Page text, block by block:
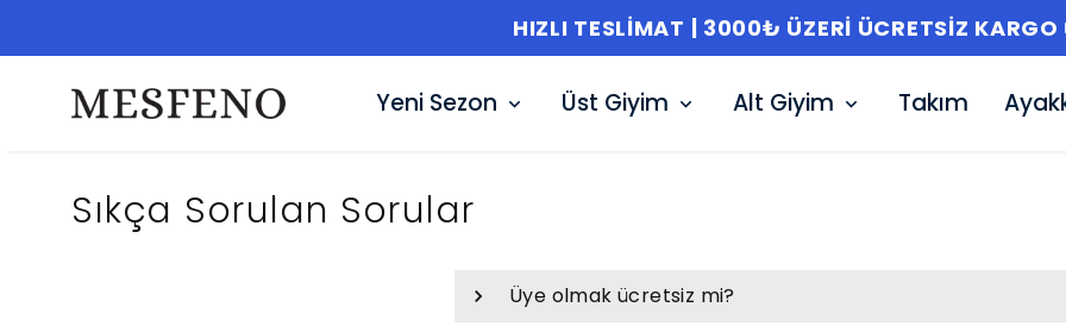
HIZLI TESLIMAT | 3000₺ ÜZERI ÜCRETSIZ
Yeni Sezon Üst Giyim Alt Giyim Takım
Sıkça Sorulan Sorular
Üye olmak ücretsiz mi?